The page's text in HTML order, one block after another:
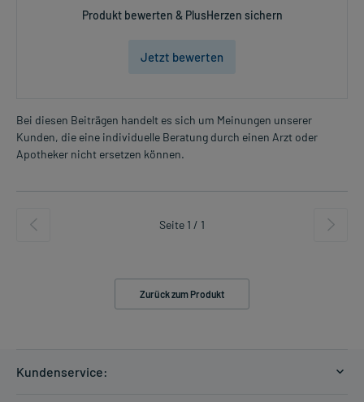
Produkt bewerten & PlusHerzen sichern
Jetzt bewerten
Bei diesen Beiträgen handelt es sich um Meinungen unserer
Kunden, die eine individuelle Beratung durch einen Arzt oder
Apotheker nicht ersetzen können.
Seite 1 / 1
Zurück zum Produkt
Kundenservice: